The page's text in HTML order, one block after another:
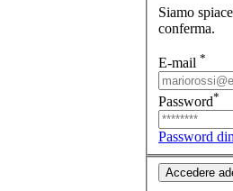
Siamo
conferma.
E-mail *
Password*
Password
Accedere